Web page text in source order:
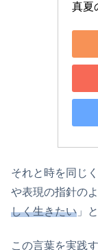
真夏
それと時を同じ
や表現の指針の
しく生きたい 」
この言葉を実践